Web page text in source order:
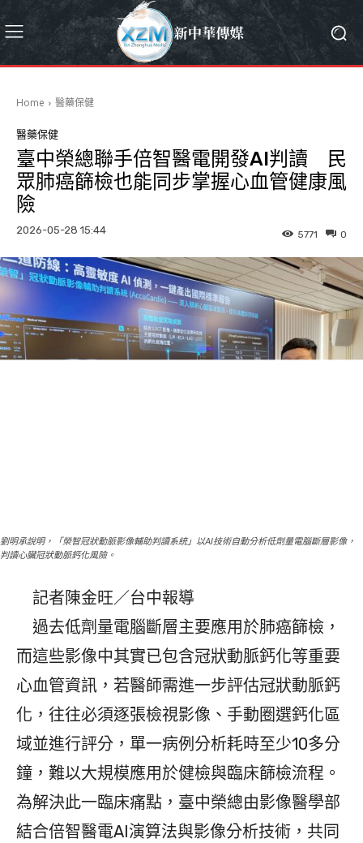
Home 醫藥保健
醫藥保健
臺中榮總聯手倍智醫電開發AI判讀 民
眾肺癌篩檢也能同步掌握心血管健康風
險
2026-05-28 15:44 0
5771
劉明承說明，「榮智冠狀動脈影像輔助判讀系統」以AI技術自動分析低劑量電腦斷層影像，
判讀心臟冠狀動脈鈣化風險。
記者陳金旺／台中報導
過去低劑量電腦斷層主要應用於肺癌篩檢，
而這些影像中其實已包含冠狀動脈鈣化等重要
心血管資訊，若醫師需進一步評估冠狀動脈鈣
化，往往必須逐張檢視影像、手動圈選鈣化區
域並進行評分，單一病例分析耗時至少10多分
鐘，難以大規模應用於健檢與臨床篩檢流程。
為解決此一臨床痛點，臺中榮總由影像醫學部
結合倍智醫電AI演算法與影像分析技術，共同